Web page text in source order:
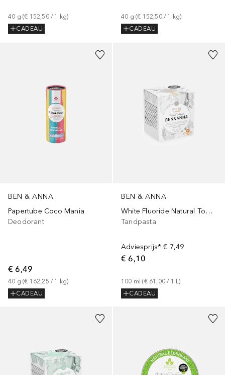
40 g (€ 152,50 / 1 kg)
CADEAU
40 g (€ 152,50 / 1 kg)
CADEAU
BEN & ANNA
Papertube Coco Mania
Deodorant
€ 6,49
40 g (€ 162,25 / 1 kg)
CADEAU
BEN & ANNA
White Fluoride Natural Toothpaste
Tandpasta
Adviesprijs* € 7,49
€ 6,10
100 ml (€ 61,00 / 1 L)
CADEAU